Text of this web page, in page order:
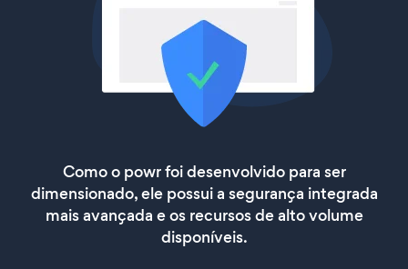
Como o powr foi desenvolvido para ser
dimensionado, ele possui a segurança integrada
mais avançada e os recursos de alto volume
disponíveis.